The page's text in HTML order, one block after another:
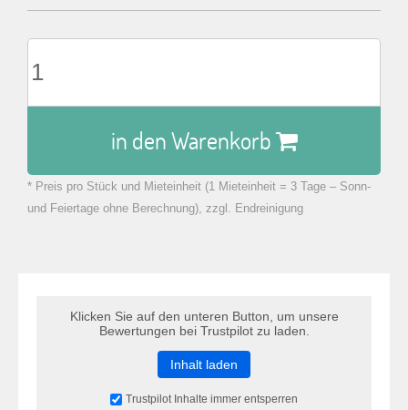
in den Warenkorb
zu Warenkorb hinzugefügt.
* Preis pro Stück und Mieteinheit (1 Mieteinheit = 3 Tage – Sonn-
und Feiertage ohne Berechnung), zzgl. Endreinigung
Klicken Sie auf den unteren Button, um unsere
Bewertungen bei Trustpilot zu laden.
Inhalt laden
Trustpilot Inhalte immer entsperren